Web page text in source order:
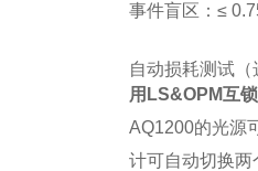
事件盲区：≤
自动损耗测试（
用LS&OPM互
AQ1200的光源
计可自动切换两